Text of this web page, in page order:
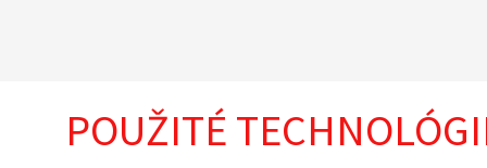
POUŽITÉ